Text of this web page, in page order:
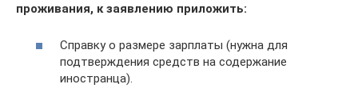
проживания, к заявлению приложить:
Справку о размере зарплаты (нужна для
подтверждения средств на содержание
иностранца).